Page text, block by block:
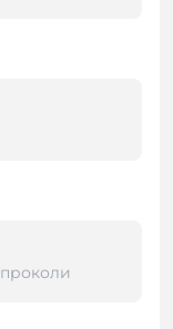
проколи